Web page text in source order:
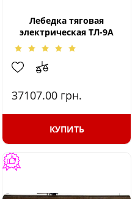
Лебедка тяговая
электрическая ТЛ-9А
37107.00 грн.
КУПИТЬ